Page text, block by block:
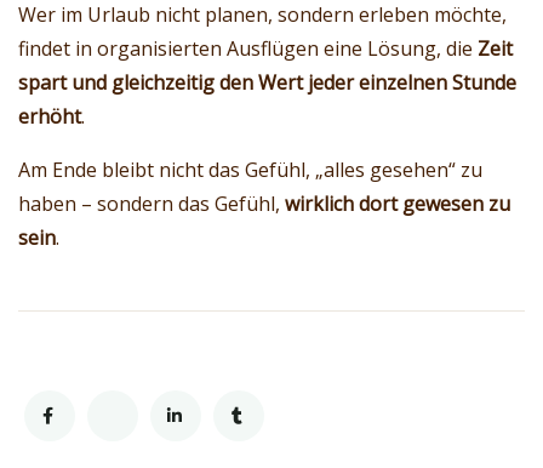
Wer im Urlaub nicht planen, sondern erleben möchte,
findet in organisierten Ausflügen eine Lösung, die Zeit
spart und gleichzeitig den Wert jeder einzelnen Stunde
erhöht.
Am Ende bleibt nicht das Gefühl, „alles gesehen“ zu
haben – sondern das Gefühl, wirklich dort gewesen zu
sein.